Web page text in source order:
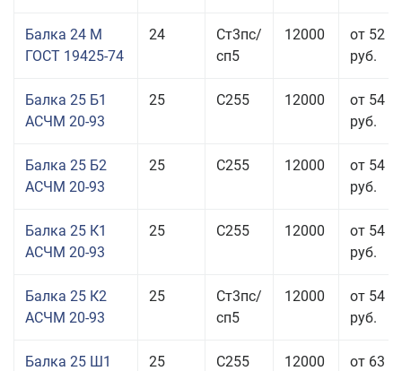
Балка 24 М
ГОСТ 19425-74
24
Ст3пс/
сп5
12000
от 52
руб.
Балка 25 Б1
АСЧМ 20-93
25 С255 12000
от 54
руб.
Балка 25 Б2
АСЧМ 20-93
25 С255 12000
от 54
руб.
Балка 25 К1
АСЧМ 20-93
25 С255 12000
от 54
руб.
Балка 25 К2
АСЧМ 20-93
25
Ст3пс/
сп5
12000
от 54
руб.
Балка 25 Ш1
25 С255 12000
от 63